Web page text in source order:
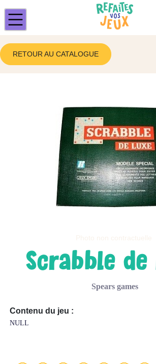
RETOUR AU CATALOGUE
scrabble
spears games
Contenu du jeu :
NULL